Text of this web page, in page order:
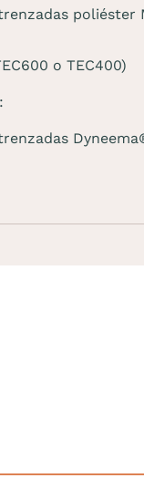
poliéster
o TEC400)